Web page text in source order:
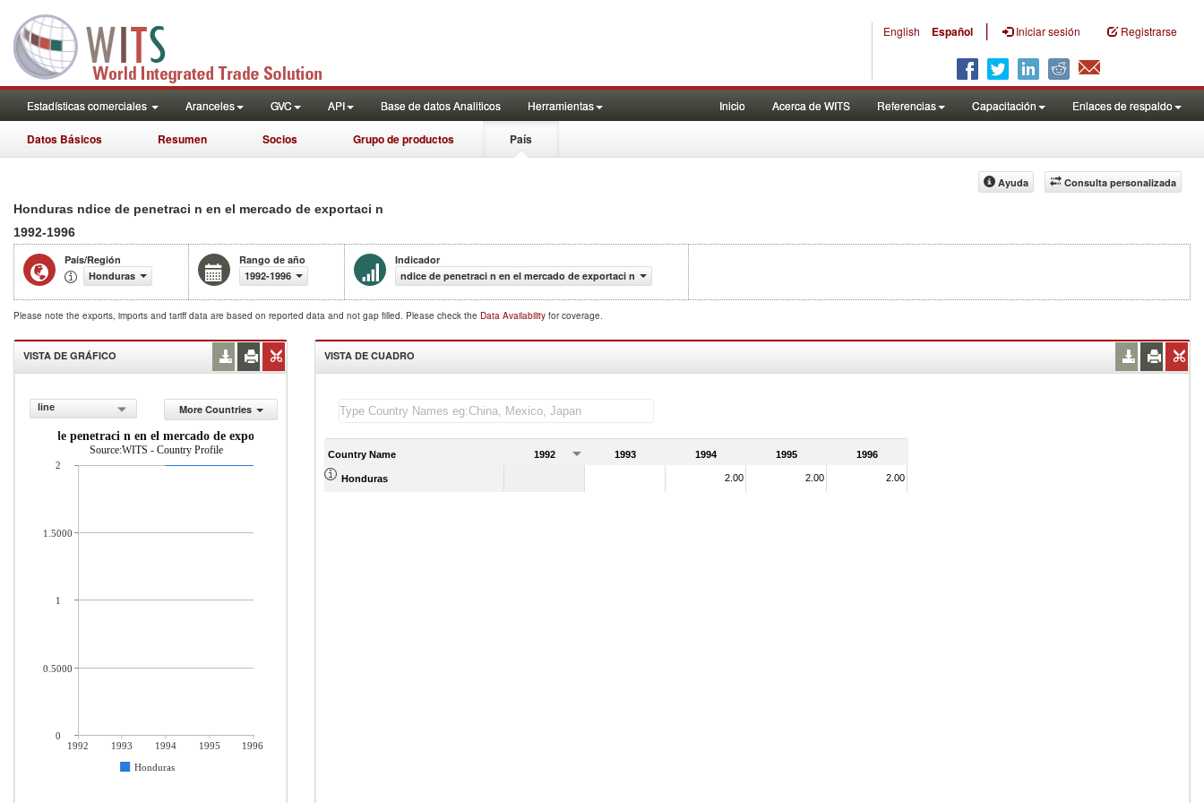
English Español | Iniciar sesión Registrarse
Estadísticas comerciales Aranceles GVC API Base de datos Analiticos Herramientas Inicio Acerca de WITS Referencias Capacitación Enlaces de respaldo
Datos Básicos Resumen Socios Grupo de productos País
Consulta personalizada
Ayuda
Honduras ndice de penetraci n en el mercado de exportaci n
1992-1996
País/Región
Honduras
Rango de año
1992-1996
Indicador
ndice de penetraci n en el mercado de exportaci n
Please note the exports, imports and tariff data are based on reported data and not gap filled. Please check the Data Availability for coverage.
VISTA DE GRÁFICO
line
More Countries
ndice de penetraci n en el mercado de exportaci n
Source:WITS - Country Profile
1992 1993 1994 1995
1996
Honduras
2
1.5000
1
0.5000
0
VISTA DE CUADRO
Country Name 1992 1993 1994 1995 1996
Honduras 2.00 2.00 2.00